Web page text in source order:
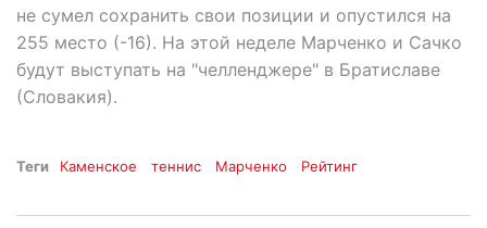
не сумел сохранить свои позиции и опустился на
255 место (-16). На этой неделе Марченко и Сачко
будут выступать на "челленджере" в Братиславе
(Словакия).
Теги Каменское теннис Марченко Рейтинг